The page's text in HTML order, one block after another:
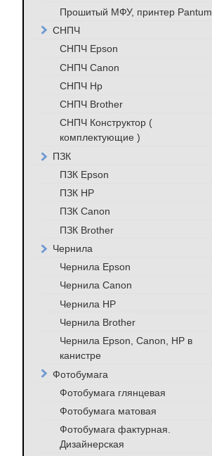
Прошитый МФУ, принтер Pantum
СНПЧ
СНПЧ Epson
СНПЧ Canon
СНПЧ Hp
СНПЧ Brother
СНПЧ Конструктор (
комплектующие )
ПЗК
ПЗК Epson
ПЗК HP
ПЗК Canon
ПЗК Brother
Чернила
Чернила Epson
Чернила Canon
Чернила HP
Чернила Brother
Чернила Epson, Canon, HP в
канистре
Фотобумага
Фотобумага глянцевая
Фотобумага матовая
Фотобумага фактурная.
Дизайнерская